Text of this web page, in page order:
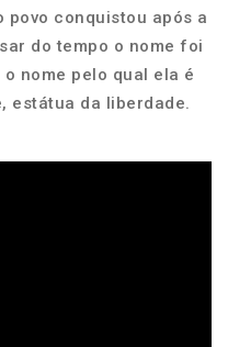
povo conquistou após a
do tempo o nome foi
nome pelo qual ela é
estátua da liberdade.